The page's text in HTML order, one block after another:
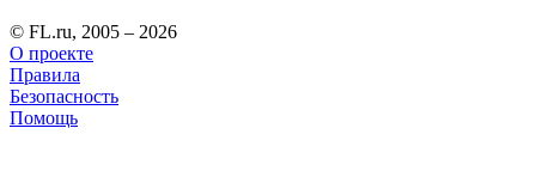
© FL.ru, 2005 – 2026
О проекте
Правила
Безопасность
Помощь